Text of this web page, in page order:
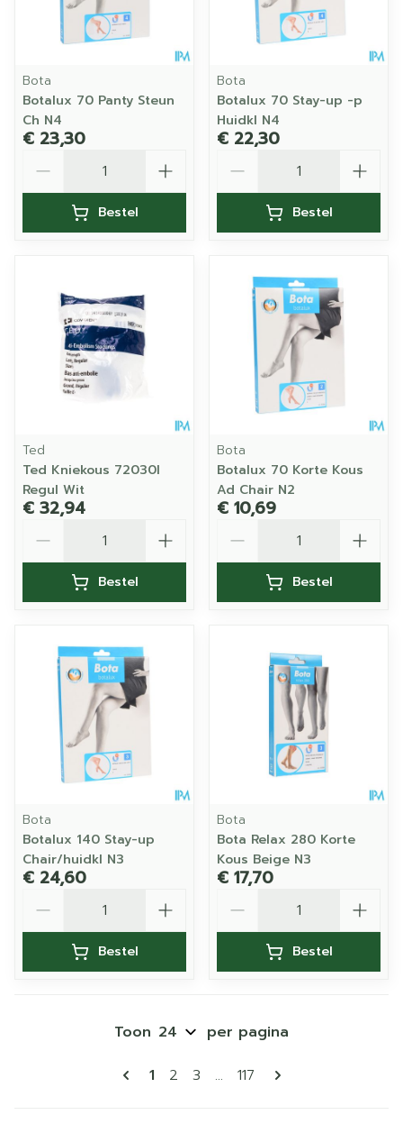
Bota
Botalux 70 Panty Steun
Ch N4
€ 23,30
Bestel
Bota
Botalux 70 Stay-up -p
Huidkl N4
€ 22,30
Bestel
Ted
Ted Kniekous 72030l
Regul Wit
€ 32,94
Bestel
Bota
Botalux 70 Korte Kous
Ad Chair N2
€ 10,69
Bestel
Bota
Botalux 140 Stay-up
Chair/huidkl N3
€ 24,60
Bestel
Bota
Bota Relax 280 Korte
Kous Beige N3
€ 17,70
Bestel
Pagina's
U lees momenteel pagina
1 Pagina
2 Pagina
3 ... Pagina
117
Toon per pagina